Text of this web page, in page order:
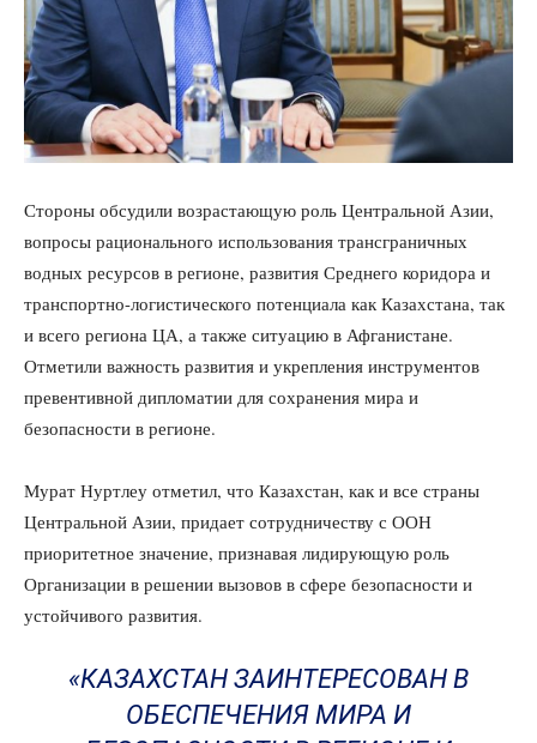
Стороны обсудили возрастающую роль Центральной Азии,
вопросы рационального использования трансграничных
водных ресурсов в регионе, развития Среднего коридора и
транспортно-логистического потенциала как Казахстана, так
и всего региона ЦА, а также ситуацию в Афганистане.
Отметили важность развития и укрепления инструментов
превентивной дипломатии для сохранения мира и
безопасности в регионе.
Мурат Нуртлеу отметил, что Казахстан, как и все страны
Центральной Азии, придает сотрудничеству с ООН
приоритетное значение, признавая лидирующую роль
Организации в решении вызовов в сфере безопасности и
устойчивого развития.
«КАЗАХСТАН ЗАИНТЕРЕСОВАН В
ОБЕСПЕЧЕНИЯ МИРА И